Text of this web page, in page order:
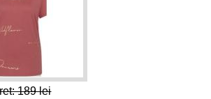
189 lei